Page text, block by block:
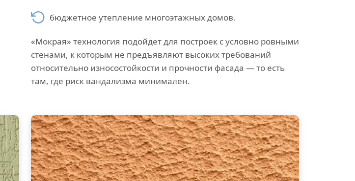
бюджетное утепление многоэтажных домов.
«Мокрая» технология подойдет для построек с условно ровными
стенами, к которым не предъявляют высоких требований
относительно износостойкости и прочности фасада — то есть
там, где риск вандализма минимален.